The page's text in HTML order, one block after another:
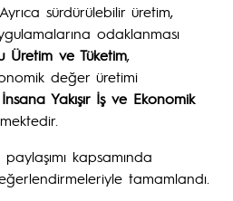
sürdürülebilir üretim,
odaklanması
Üretim ve Tüketim,
değer üretimi
Yakışır İş ve Ekonomik
kapsamında
tamamlandı.